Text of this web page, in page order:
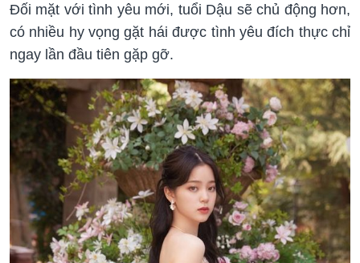
Đối mặt với tình yêu mới, tuổi Dậu sẽ chủ động hơn,
có nhiều hy vọng gặt hái được tình yêu đích thực chỉ
ngay lần đầu tiên gặp gỡ.